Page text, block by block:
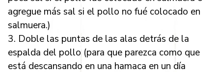
agregue más sal si el pollo no fué colocado en
salmuera.)
3. Doble las puntas de las alas detrás de la
espalda del pollo (para que parezca como que
está descansando en una hamaca en un día